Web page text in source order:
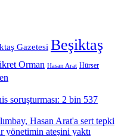
Gazetesi Beşiktaş
Orman Hasan Arat Hürser